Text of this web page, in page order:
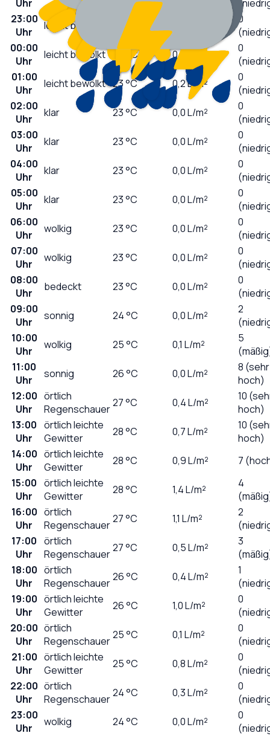
Uhr
23:00
Uhr
leicht bewölkt °C
0
00:00
Uhr
leicht bewölkt °C 0,2 L/m²
0
01:00
Uhr
leicht bewölkt 23°C 0,2L/m²
0
02:00
Uhr
klar 23°C 0,0L/m²
0
03:00
Uhr
klar 23°C 0,0L/m²
0
04:00
Uhr
klar 23°C 0,0L/m²
0
05:00
Uhr
klar 23°C 0,0L/m²
0
06:00
Uhr
wolkig 23°C 0,0L/m²
0
07:00
Uhr
wolkig 23°C 0,0L/m²
0
08:00
Uhr
bedeckt 23°C 0,0L/m²
0
09:00
Uhr
sonnig 24°C 0,0L/m²
2
10:00
Uhr
wolkig 25°C 0,1 L/m²
5
11:00
Uhr
sonnig 26°C 0,0L/m²
8 (sehr
hoch)
12:00
Uhr
örtlich
Regenschauer27°C 0,4L/m²
10
hoch)
13:00
Uhr
örtlich leichte
Gewitter
28°C 0,7L/m²
10
hoch)
14:00
Uhr
örtlich leichte
Gewitter
28°C 0,9L/m²
7
15:00
Uhr
örtlich leichte
Gewitter
28°C 1,4L/m²
4
16:00
Uhr
örtlich
Regenschauer27°C 1,1 L/m²
2
17:00
Uhr
örtlich
Regenschauer27°C 0,5L/m²
3
18:00
Uhr
örtlich
Regenschauer26°C 0,4L/m²
1
19:00
Uhr
örtlich leichte
Gewitter
26°C 1,0L/m²
0
20:00
Uhr
örtlich
Regenschauer25°C 0,1 L/m²
0
21:00
Uhr
örtlich leichte
Gewitter
25°C 0,8L/m²
0
22:00
Uhr
örtlich
Regenschauer24°C 0,3L/m²
0
23:00
Uhr
wolkig 24°C 0,0L/m²
0